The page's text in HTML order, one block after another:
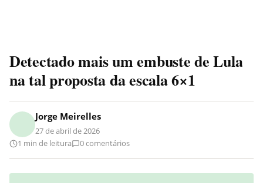
Detectado mais um embuste de Lula
na tal proposta da escala 6×1
Jorge Meirelles
27 de abril de 2026
1 min de leitura
0 comentários